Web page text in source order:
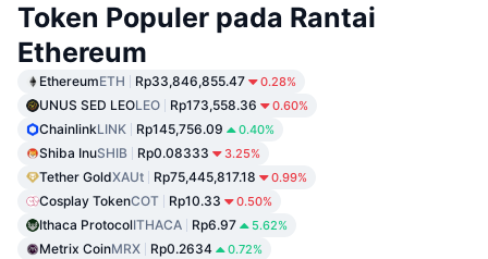
Token Populer pada Rantai
Ethereum
EthereumETH Rp33,846,855.47 0.28%
UNUS SED LEOLEO Rp173,558.36 0.60%
ChainlinkLINK Rp145,756.09 0.40%
Shiba InuSHIB Rp0.08333 3.25%
Tether GoldXAUt Rp75,445,817.18 0.99%
Cosplay TokenCOT Rp10.33 0.50%
Ithaca ProtocolITHACA Rp6.97 5.62%
Metrix CoinMRX Rp0.2634 0.72%